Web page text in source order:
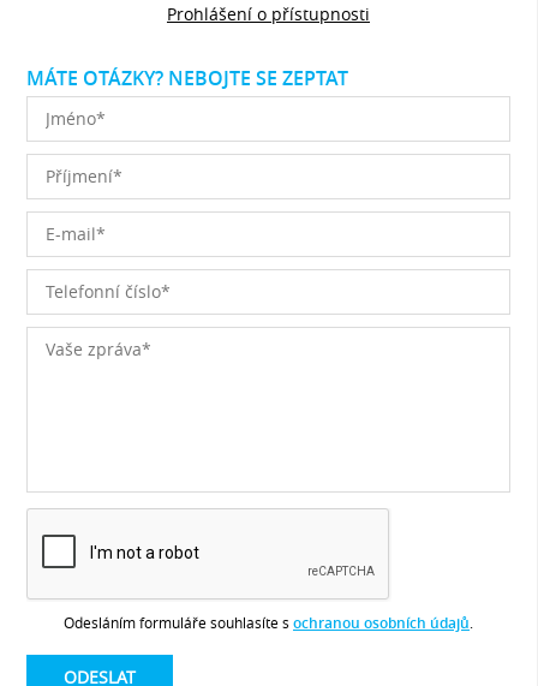
Prohlášení o přístupnosti
MÁTE OTÁZKY? NEBOJTE SE ZEPTAT
Odesláním formuláře souhlasíte s ochranou osobních údajů.